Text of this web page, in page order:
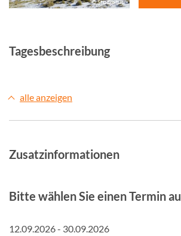
© Studiosus
Tagesbeschreibung
alle anzeigen
Zusatzinformationen
Bitte wählen Sie einen Termin
12.09.2026 - 30.09.2026